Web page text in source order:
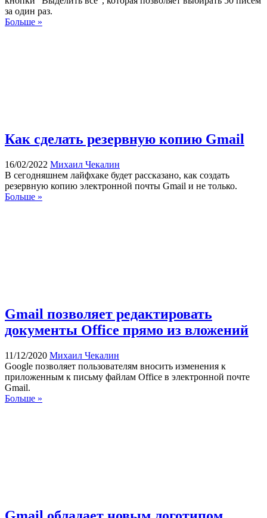
за один раз.
Больше »
Как сделать резервную копию Gmail
16/02/2022 Михаил Чекалин
В сегодняшнем лайфхаке будет рассказано, как создать
резервную копию электронной почты Gmail и не только.
Больше »
Gmail позволяет редактировать
документы Office прямо из вложений
11/12/2020 Михаил Чекалин
Google позволяет пользователям вносить изменения к
приложенным к письму файлам Office в электронной почте
Gmail.
Больше »